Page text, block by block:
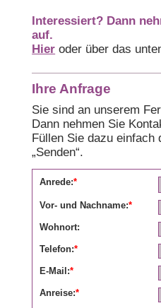
Interessiert? Dann
auf.
Hier oder über das
Ihre Anfrage
Sie sind an unserem
Dann nehmen Sie
Füllen Sie dazu
„Senden“.
Anrede:*
Vor- und Nachname:*
Wohnort:
Telefon:*
E-Mail:*
Anreise:*